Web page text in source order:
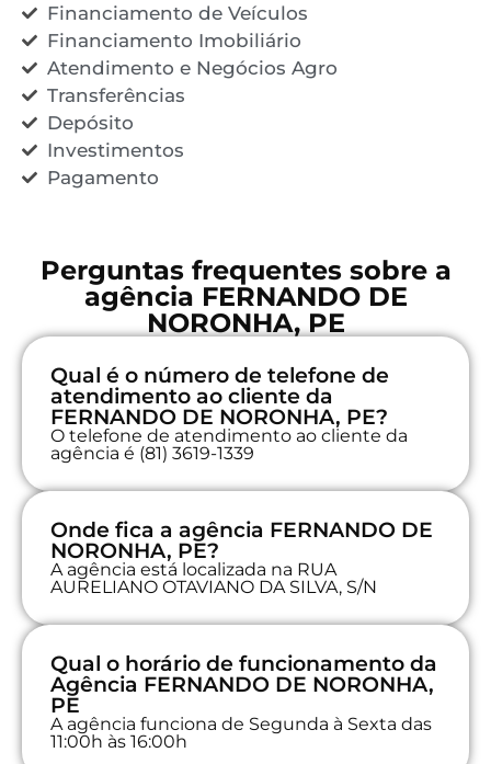
Financiamento de Veículos
Financiamento Imobiliário
Atendimento e Negócios Agro
Transferências
Depósito
Investimentos
Pagamento
Perguntas frequentes sobre a
agência FERNANDO DE
NORONHA, PE
Qual é o número de telefone de
atendimento ao cliente da
FERNANDO DE NORONHA, PE?
O telefone de atendimento ao cliente da
agência é (81) 3619-1339
Onde fica a agência FERNANDO DE
NORONHA, PE?
A agência está localizada na RUA
AURELIANO OTAVIANO DA SILVA, S/N
Qual o horário de funcionamento da
Agência FERNANDO DE NORONHA,
PE
A agência funciona de Segunda à Sexta das
11:00h às 16:00h